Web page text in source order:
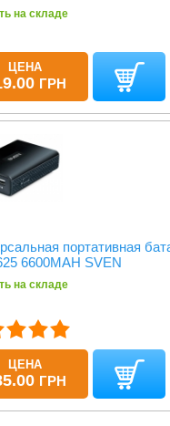
на складе
ЦЕНА
ГРН
портативная
6600MAH SVEN
на складе
ЦЕНА
ГРН